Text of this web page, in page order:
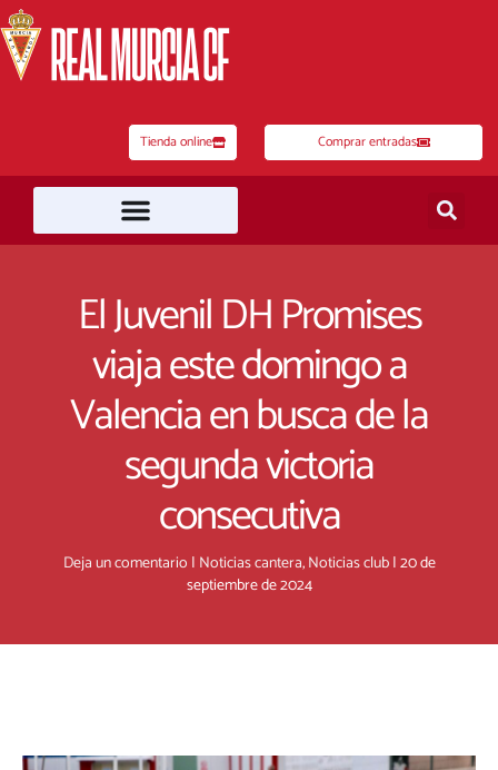
al
contenido
Tienda online Comprar entradas
El Juvenil DH Promises
viaja este domingo a
Valencia en busca de la
segunda victoria
consecutiva
Deja un comentario | Noticias cantera,Noticias club|20 de
septiembre de 2024